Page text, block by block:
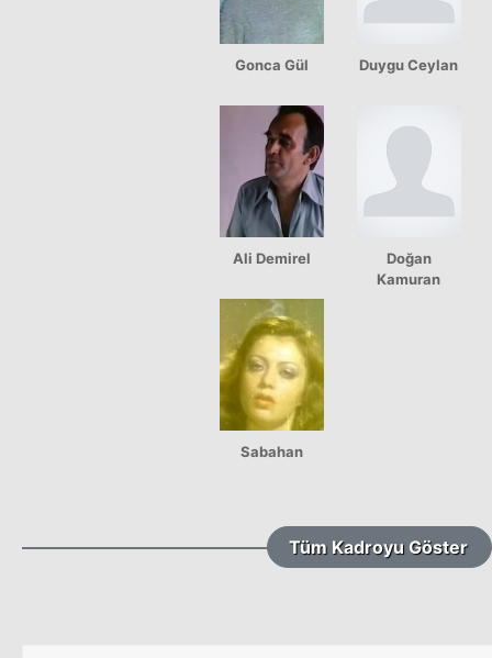
Gonca Gül Duygu Ceylan
Ali Demirel
Doğan
Kamuran
Sabahan
Tüm Kadroyu Göster